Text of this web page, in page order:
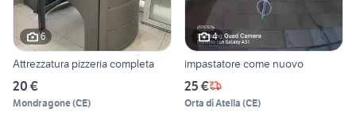
6
Attrezzatura pizzeria completa
20 €
Mondragone(CE)
4
impastatore come nuovo
25 €
Orta di Atella (CE)